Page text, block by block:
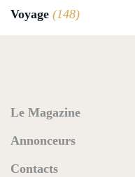
Voyage (148)
Le Magazine
Annonceurs
Contacts